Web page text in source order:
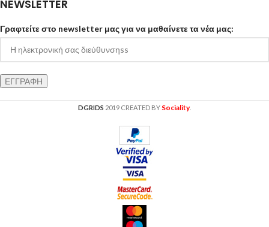
NEWSLETTER
Γραφτείτε στο newsletter μας για να μαθαίνετε τα νέα μας:
DGRIDS 2019 CREATED BY Sociality.